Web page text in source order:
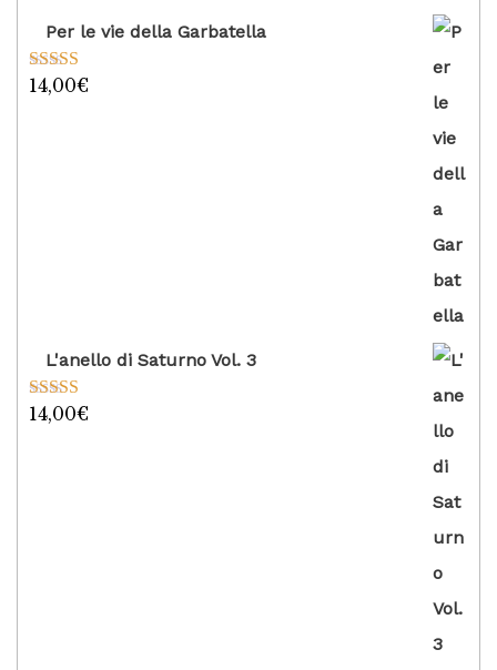
Per le vie della Garbatella
Valutato
14,00€
L'anello di Saturno Vol. 3
Valutato
14,00€